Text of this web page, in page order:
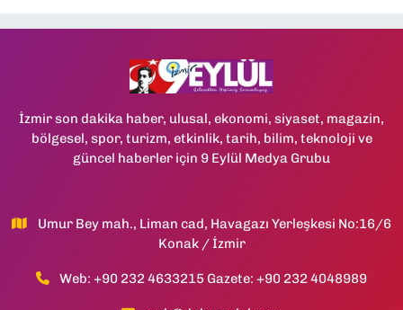
İzmir son dakika haber, ulusal, ekonomi, siyaset, magazin,
bölgesel, spor, turizm, etkinlik, tarih, bilim, teknoloji ve
güncel haberler için 9 Eylül Medya Grubu
Umur Bey mah., Liman cad, Havagazı Yerleşkesi No:16/6
Konak / İzmir
Web: +90 232 4633215 Gazete: +90 232 4048989